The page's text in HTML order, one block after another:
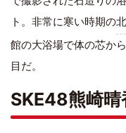
ト。非常に寒い時期の
館の大浴場で体の芯か
目だ。
SKE48熊崎